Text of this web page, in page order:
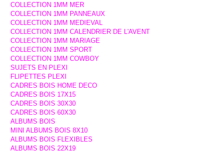
COLLECTION 1MM MER
COLLECTION 1MM PANNEAUX
COLLECTION 1MM MEDIEVAL
COLLECTION 1MM CALENDRIER DE L'AVENT
COLLECTION 1MM MARIAGE
COLLECTION 1MM SPORT
COLLECTION 1MM COWBOY
SUJETS EN PLEXI
FLIPETTES PLEXI
CADRES BOIS HOME DECO
CADRES BOIS 17X15
CADRES BOIS 30X30
CADRES BOIS 60X30
ALBUMS BOIS
MINI ALBUMS BOIS 8X10
ALBUMS BOIS FLEXIBLES
ALBUMS BOIS 22X19